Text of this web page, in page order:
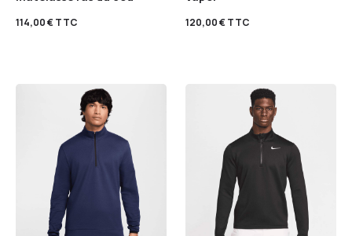
114,00€TTC 120,00€TTC